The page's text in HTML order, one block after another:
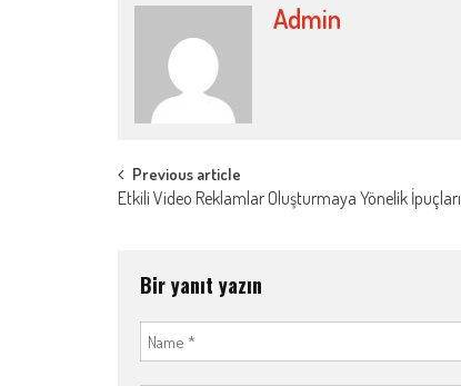
Admin
Post
Previous article
Etkili Video Reklamlar Oluşturmaya Yönelik İpuçları
Bir yanıt yazın